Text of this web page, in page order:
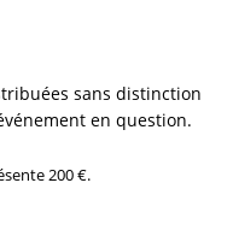
sans distinction
en question.
200 €.